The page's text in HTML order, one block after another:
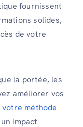
fournissent
solides,
de votre
la portée, les
améliorer vos
méthode
impact